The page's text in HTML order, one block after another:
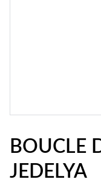
BOUCLE
JEDELYA